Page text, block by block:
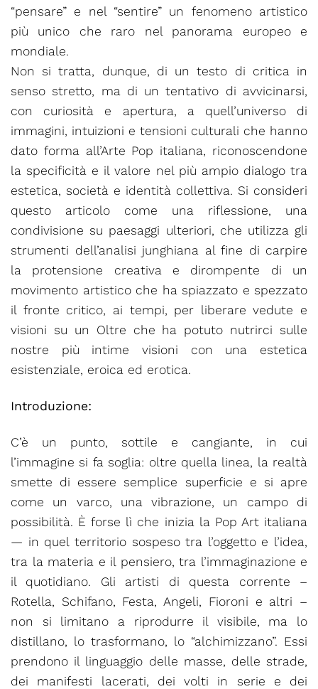
“pensare” e nel “sentire” un fenomeno artistico
più unico che raro nel panorama europeo e
mondiale.
Non si tratta, dunque, di un testo di critica in
senso stretto, ma di un tentativo di avvicinarsi,
con curiosità e apertura, a quell’universo di
immagini, intuizioni e tensioni culturali che hanno
dato forma all’Arte Pop italiana, riconoscendone
la specificità e il valore nel più ampio dialogo tra
estetica, società e identità collettiva. Si consideri
questo articolo come una riflessione, una
condivisione su paesaggi ulteriori, che utilizza gli
strumenti dell’analisi junghiana al fine di carpire
la protensione creativa e dirompente di un
movimento artistico che ha spiazzato e spezzato
il fronte critico, ai tempi, per liberare vedute e
visioni su un Oltre che ha potuto nutrirci sulle
nostre più intime visioni con una estetica
esistenziale, eroica ed erotica.
Introduzione:
C’è un punto, sottile e cangiante, in cui
l’immagine si fa soglia: oltre quella linea, la realtà
smette di essere semplice superficie e si apre
come un varco, una vibrazione, un campo di
possibilità. È forse lì che inizia la Pop Art italiana
— in quel territorio sospeso tra l’oggetto e l’idea,
tra la materia e il pensiero, tra l’immaginazione e
il quotidiano. Gli artisti di questa corrente –
Rotella, Schifano, Festa, Angeli, Fioroni e altri –
non si limitano a riprodurre il visibile, ma lo
distillano, lo trasformano, lo “alchimizzano”. Essi
prendono il linguaggio delle masse, delle strade,
dei manifesti lacerati, dei volti in serie e dei